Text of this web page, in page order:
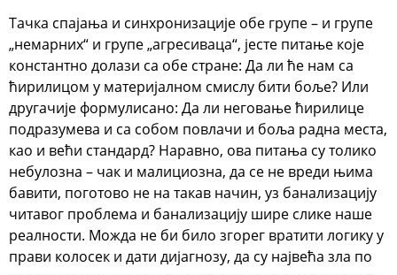
Тачка спајања и синхронизације обе групе – и групе
„немарних“ и групе „агресиваца“, јесте питање које
константно долази са обе стране: Да ли ће нам са
ћирилицом у материјалном смислу бити боље? Или
другачије формулисано: Да ли неговање ћирилице
подразумева и са собом повлачи и боља радна места,
као и већи стандард? Наравно, ова питања су толико
небулозна – чак и малициозна, да се не вреди њима
бавити, поготово не на такав начин, уз банализацију
читавог проблема и банализацију шире слике наше
реалности. Можда не би било згорег вратити логику у
прави колосек и дати дијагнозу, да су највећа зла по